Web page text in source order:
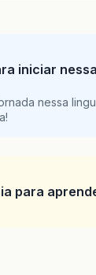
iniciar
nessa
para